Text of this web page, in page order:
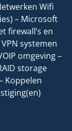
Wifi
– Microsoft
firewall’s en
systemen
omgeving –
storage
Koppelen